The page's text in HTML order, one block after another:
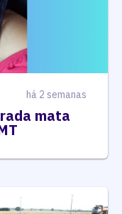
há 2 semanas
mata